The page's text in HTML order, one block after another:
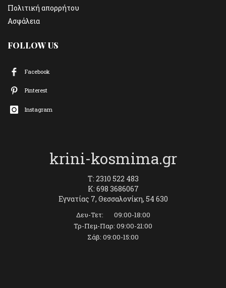
Πολιτική απορρήτου
Ασφάλεια
FOLLOW US
Facebook
Pinterest
Instagram
krini-kosmima.gr
T: 2310 522 483
K: 698 3686067
Εγνατίας 7, Θεσσαλονίκη, 54 630
Δευ-Τετ: 09:00-18:00
Τρ-Πεμ-Παρ: 09:00-21:00
Σάβ: 09:00-15:00